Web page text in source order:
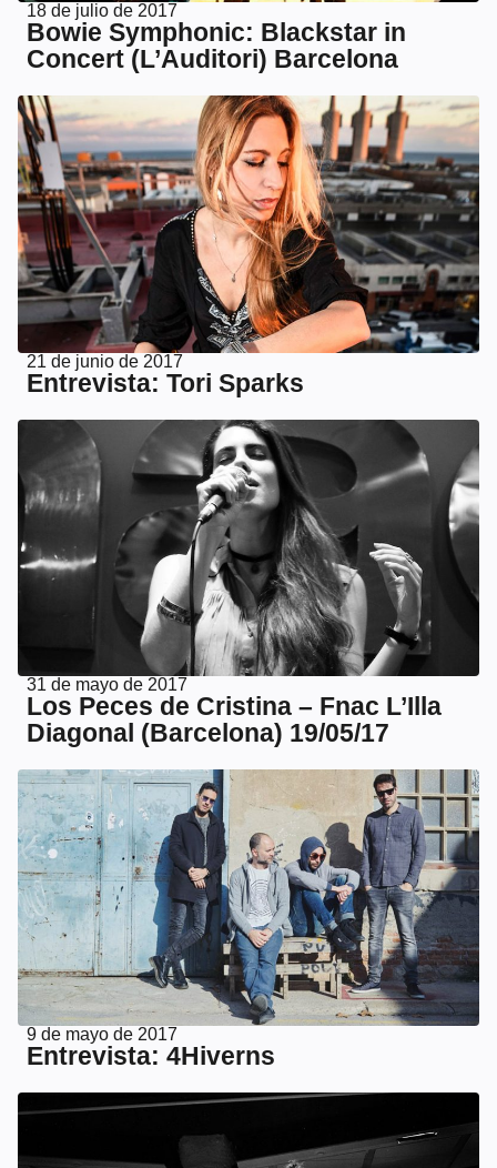
18 de julio de 2017
Bowie Symphonic: Blackstar in
Concert (L’Auditori) Barcelona
21 de junio de 2017
Entrevista: Tori Sparks
31 de mayo de 2017
Los Peces de Cristina – Fnac L’Illa
Diagonal (Barcelona) 19/05/17
9 de mayo de 2017
Entrevista: 4Hiverns